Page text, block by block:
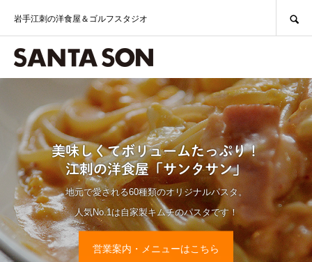
岩手江刺の洋食屋＆ゴルフスタジオ